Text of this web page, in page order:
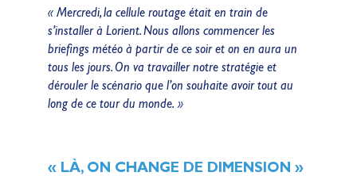
« Mercredi, la cellule routage était en train de
s’installer à Lorient. Nous allons commencer les
briefings météo à partir de ce soir et on en aura un
tous les jours. On va travailler notre stratégie et
dérouler le scénario que l’on souhaite avoir tout au
long de ce tour du monde. »
« LÀ, ON CHANGE DE DIMENSION »